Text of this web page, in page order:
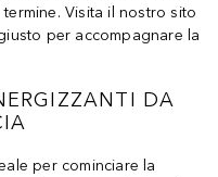
Visita il nostro sito
per accompagnare la
DA
per cominciare la